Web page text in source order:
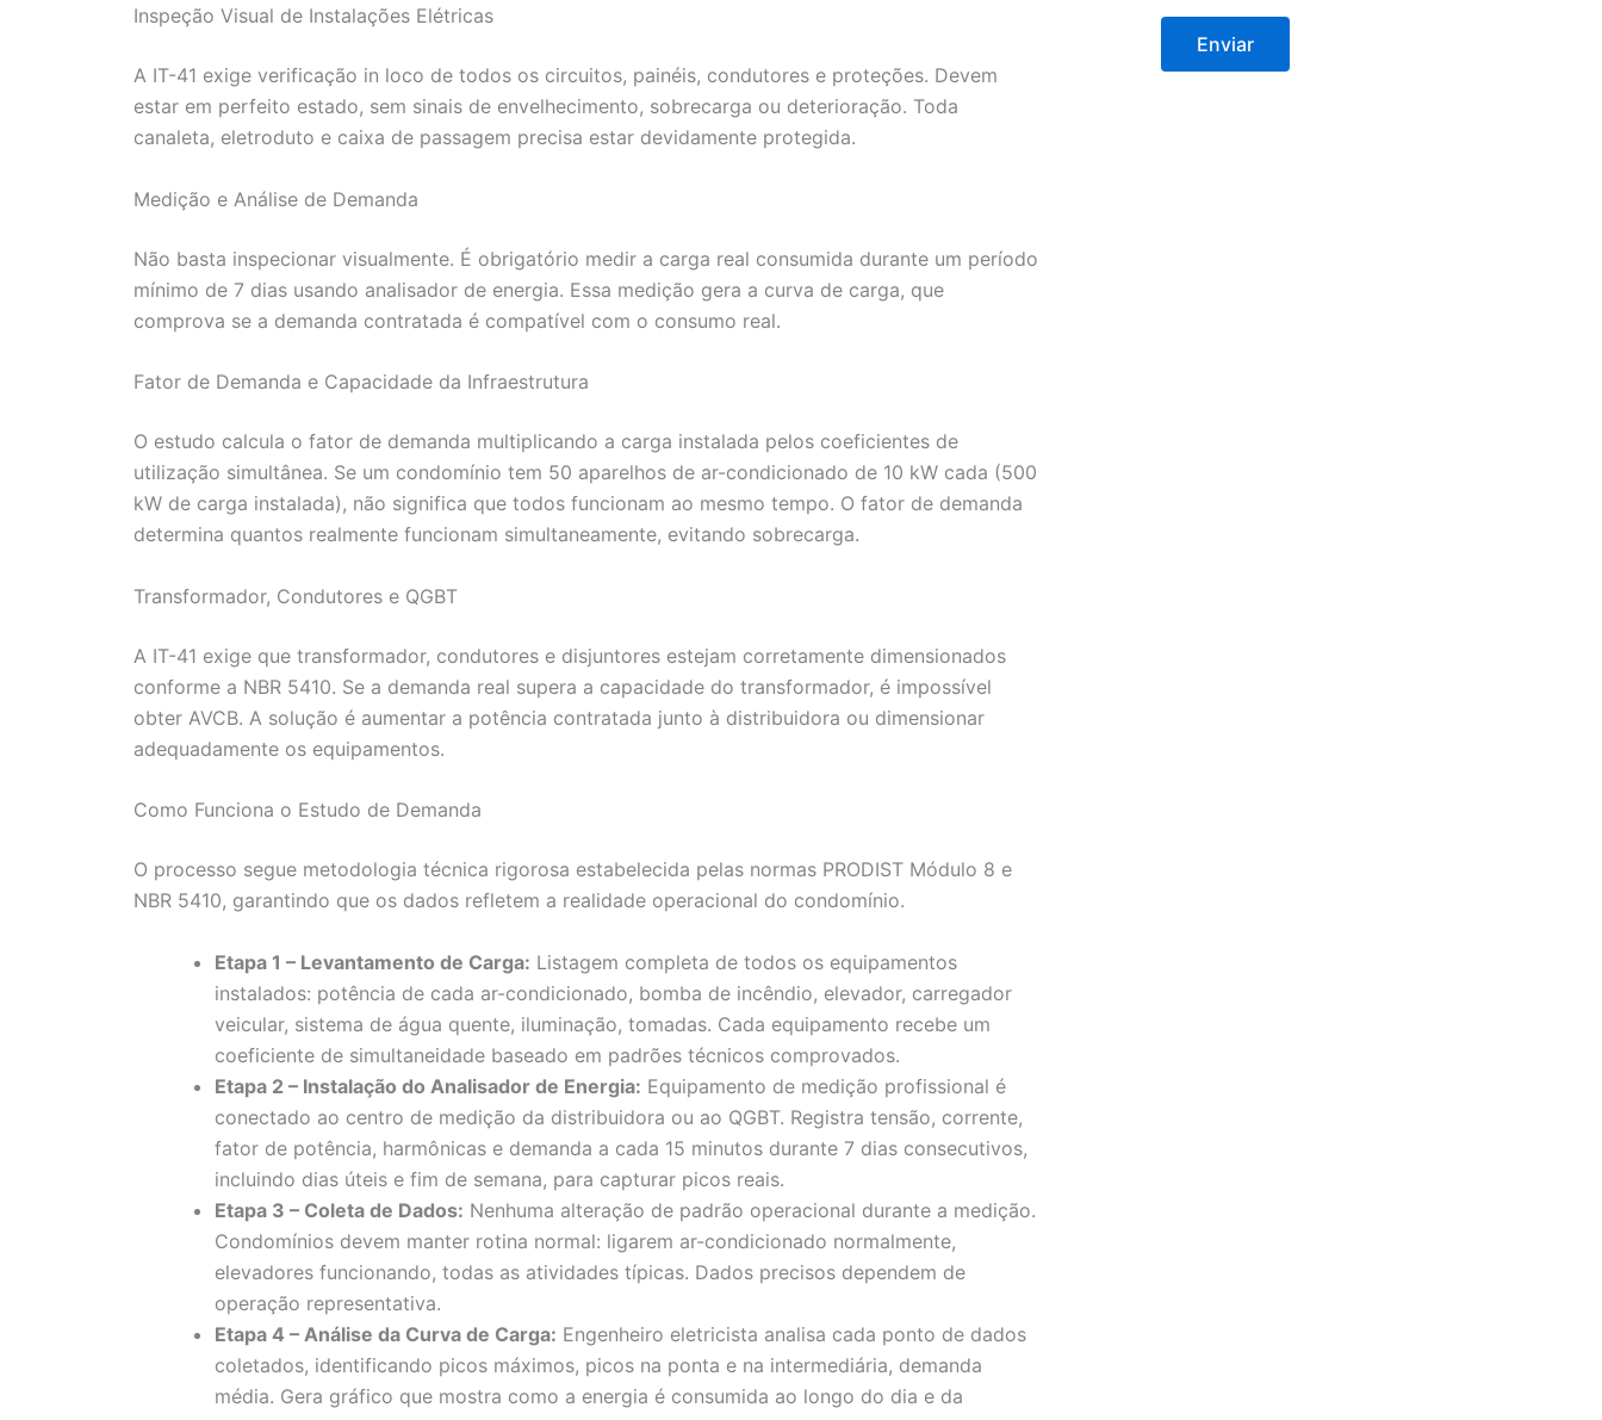
Inspeção Visual de Instalações Elétricas
A IT-41 exige verificação in loco de todos os circuitos, painéis, condutores e proteções. Devem
estar em perfeito estado, sem sinais de envelhecimento, sobrecarga ou deterioração. Toda
canaleta, eletroduto e caixa de passagem precisa estar devidamente protegida.
Medição e Análise de Demanda
Não basta inspecionar visualmente. É obrigatório medir a carga real consumida durante um período
mínimo de 7 dias usando analisador de energia. Essa medição gera a curva de carga, que
comprova se a demanda contratada é compatível com o consumo real.
Fator de Demanda e Capacidade da Infraestrutura
O estudo calcula o fator de demanda multiplicando a carga instalada pelos coeficientes de
utilização simultânea. Se um condomínio tem 50 aparelhos de ar-condicionado de 10 kW cada (500
kW de carga instalada), não significa que todos funcionam ao mesmo tempo. O fator de demanda
determina quantos realmente funcionam simultaneamente, evitando sobrecarga.
Transformador, Condutores e QGBT
A IT-41 exige que transformador, condutores e disjuntores estejam corretamente dimensionados
conforme a NBR 5410. Se a demanda real supera a capacidade do transformador, é impossível
obter AVCB. A solução é aumentar a potência contratada junto à distribuidora ou dimensionar
adequadamente os equipamentos.
Como Funciona o Estudo de Demanda
O processo segue metodologia técnica rigorosa estabelecida pelas normas PRODIST Módulo 8 e
NBR 5410, garantindo que os dados refletem a realidade operacional do condomínio.
Etapa 1 – Levantamento de Carga: Listagem completa de todos os equipamentos
instalados: potência de cada ar-condicionado, bomba de incêndio, elevador, carregador
veicular, sistema de água quente, iluminação, tomadas. Cada equipamento recebe um
coeficiente de simultaneidade baseado em padrões técnicos comprovados.
Etapa 2 – Instalação do Analisador de Energia: Equipamento de medição profissional é
conectado ao centro de medição da distribuidora ou ao QGBT. Registra tensão, corrente,
fator de potência, harmônicas e demanda a cada 15 minutos durante 7 dias consecutivos,
incluindo dias úteis e fim de semana, para capturar picos reais.
Etapa 3 – Coleta de Dados: Nenhuma alteração de padrão operacional durante a medição.
Condomínios devem manter rotina normal: ligarem ar-condicionado normalmente,
elevadores funcionando, todas as atividades típicas. Dados precisos dependem de
operação representativa.
Etapa 4 – Análise da Curva de Carga: Engenheiro eletricista analisa cada ponto de dados
coletados, identificando picos máximos, picos na ponta e na intermediária, demanda
média. Gera gráfico que mostra como a energia é consumida ao longo do dia e da